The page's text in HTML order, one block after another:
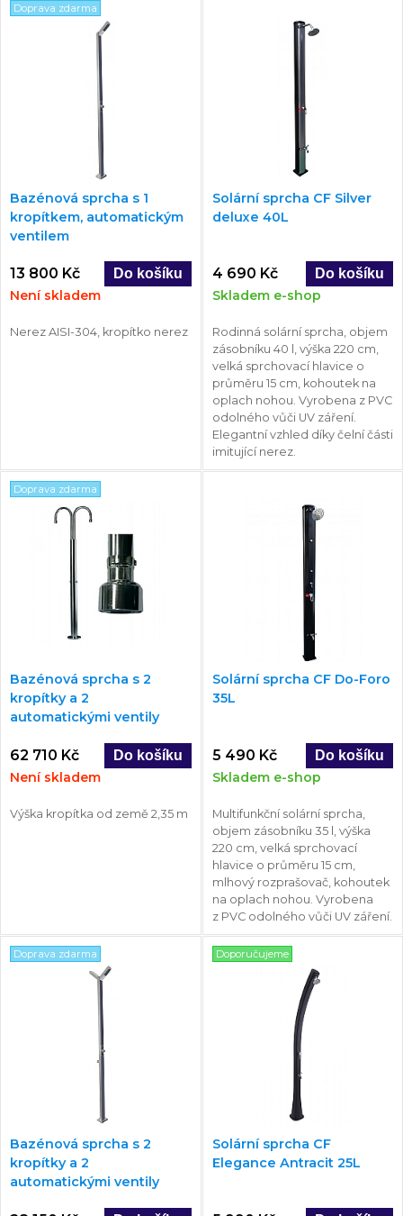
Doprava zdarma
Bazénová sprcha s 1
kropítkem, automatickým
ventilem
13 800 Kč
Není skladem
Nerez AISI-304, kropítko nerez
Solární sprcha CF Silver
deluxe 40L
4 690 Kč
Skladem e-shop
Rodinná solární sprcha, objem
zásobníku 40 l, výška 220 cm,
velká sprchovací hlavice o
průměru 15 cm, kohoutek na
oplach nohou. Vyrobena z PVC
odolného vůči UV záření.
Elegantní vzhled díky čelní části
imitující nerez.
Doprava zdarma
Bazénová sprcha s 2
kropítky a 2
automatickými ventily
62 710 Kč
Není skladem
Výška kropítka od země 2,35 m
Solární sprcha CF Do-Foro
35L
5 490 Kč
Skladem e-shop
Multifunkční solární sprcha,
objem zásobníku 35 l, výška
220 cm, velká sprchovací
hlavice o průměru 15 cm,
mlhový rozprašovač, kohoutek
na oplach nohou. Vyrobena
z PVC odolného vůči UV záření.
Doprava zdarma
Bazénová sprcha s 2
kropítky a 2
automatickými ventily
Doporučujeme
Solární sprcha CF
Elegance Antracit 25L